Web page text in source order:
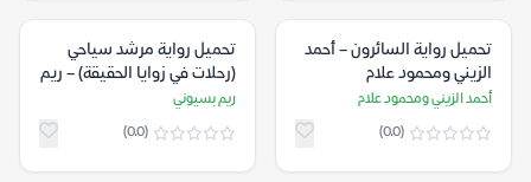
تحميل رواية السائرون – أحمد
الزيني ومحمود علام
أحمد الزيني ومحمود علام
(0.0)
تحميل رواية مرشد سياحي
(رحلات في زوايا الحقيقة) – ريم
بسيوني
ريم بسيوني
(0.0)